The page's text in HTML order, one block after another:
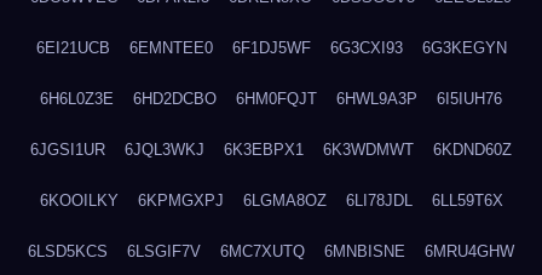
6EI21UCB 6EMNTEE0 6F1DJ5WF 6G3CXI93 6G3KEGYN
6H6L0Z3E 6HD2DCBO 6HM0FQJT 6HWL9A3P 6I5IUH76
6JGSI1UR 6JQL3WKJ 6K3EBPX1 6K3WDMWT 6KDND60Z
6KOOILKY 6KPMGXPJ 6LGMA8OZ 6LI78JDL 6LL59T6X
6LSD5KCS 6LSGIF7V 6MC7XUTQ 6MNBISNE 6MRU4GHW